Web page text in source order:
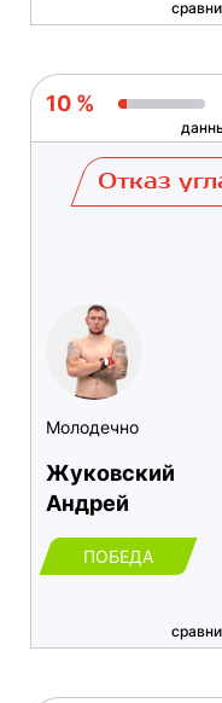
10 %
Молодечно
Жуковский
Андрей
ПОБЕДА
Отказ